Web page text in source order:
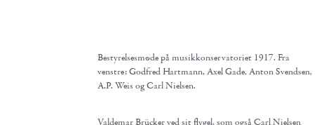
Bestyrelsesmøde på musikkonservatoriet 1917. Fra
venstre: Godfred Hartmann, Axel Gade, Anton Svendsen,
A.P. Weis og Carl Nielsen.
Valdemar Brücker ved sit flygel, som også Carl Nielsen